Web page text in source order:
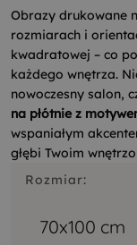
Obrazy drukowane
rozmiarach i
kwadratowej – co
każdego wnętrza.
nowoczesny salon,
na płótnie z
wspaniałym
głębi Twoim
Rozmiar:
70x100 cm